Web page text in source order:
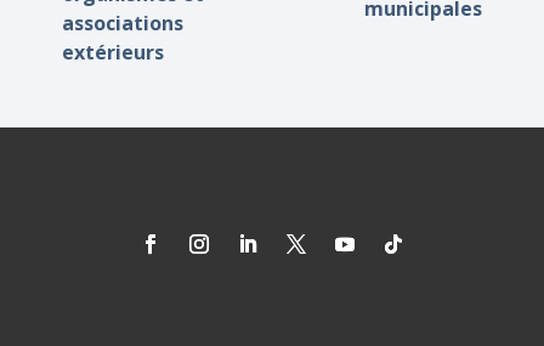
associations
extérieurs
municipales